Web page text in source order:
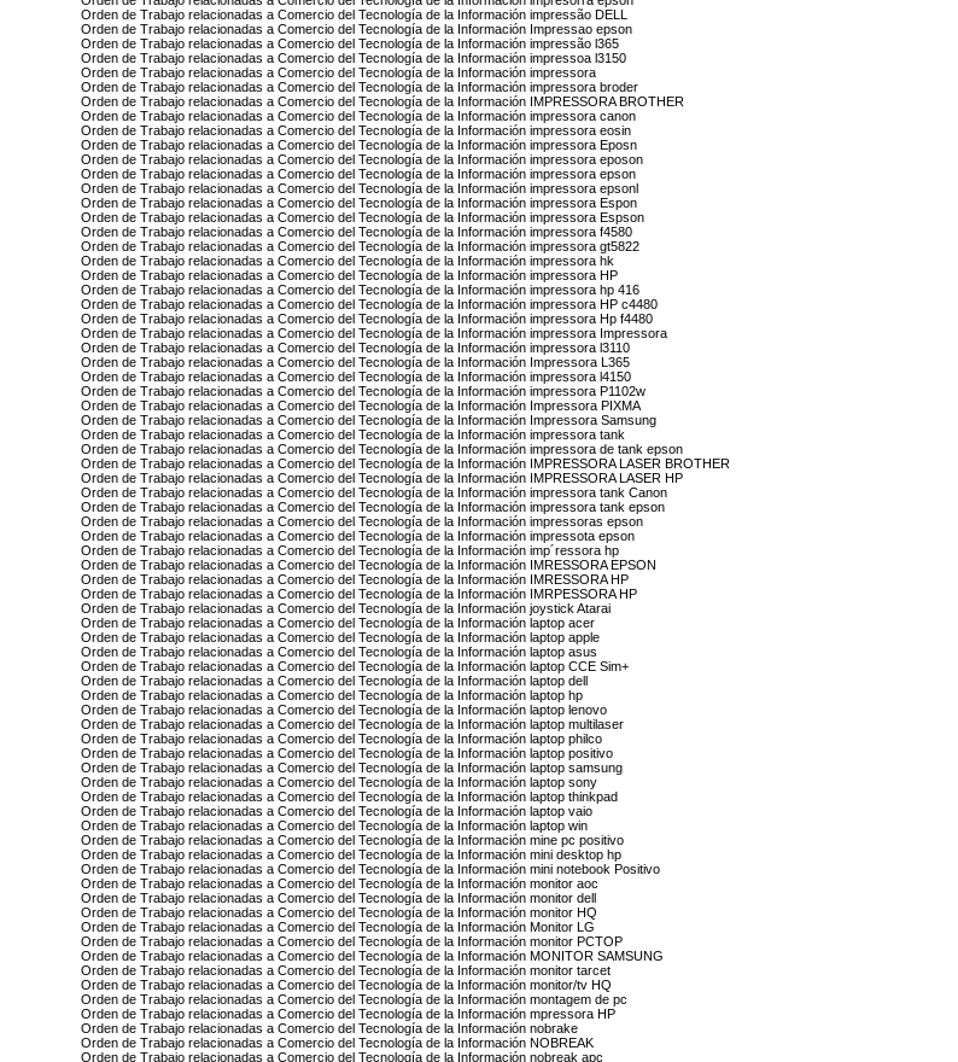
Orden de Trabajo relacionadas a Comercio del Tecnología de la Información impressão DELL
Orden de Trabajo relacionadas a Comercio del Tecnología de la Información Impressao epson
Orden de Trabajo relacionadas a Comercio del Tecnología de la Información impressão l365
Orden de Trabajo relacionadas a Comercio del Tecnología de la Información impressoa l3150
Orden de Trabajo relacionadas a Comercio del Tecnología de la Información impressora
Orden de Trabajo relacionadas a Comercio del Tecnología de la Información impressora broder
Orden de Trabajo relacionadas a Comercio del Tecnología de la Información IMPRESSORA BROTHER
Orden de Trabajo relacionadas a Comercio del Tecnología de la Información impressora canon
Orden de Trabajo relacionadas a Comercio del Tecnología de la Información impressora eosin
Orden de Trabajo relacionadas a Comercio del Tecnología de la Información impressora Eposn
Orden de Trabajo relacionadas a Comercio del Tecnología de la Información impressora eposon
Orden de Trabajo relacionadas a Comercio del Tecnología de la Información impressora epson
Orden de Trabajo relacionadas a Comercio del Tecnología de la Información impressora epsonl
Orden de Trabajo relacionadas a Comercio del Tecnología de la Información impressora Espon
Orden de Trabajo relacionadas a Comercio del Tecnología de la Información impressora Espson
Orden de Trabajo relacionadas a Comercio del Tecnología de la Información impressora f4580
Orden de Trabajo relacionadas a Comercio del Tecnología de la Información impressora gt5822
Orden de Trabajo relacionadas a Comercio del Tecnología de la Información impressora hk
Orden de Trabajo relacionadas a Comercio del Tecnología de la Información impressora HP
Orden de Trabajo relacionadas a Comercio del Tecnología de la Información impressora hp 416
Orden de Trabajo relacionadas a Comercio del Tecnología de la Información impressora HP c4480
Orden de Trabajo relacionadas a Comercio del Tecnología de la Información impressora Hp f4480
Orden de Trabajo relacionadas a Comercio del Tecnología de la Información impressora Impressora
Orden de Trabajo relacionadas a Comercio del Tecnología de la Información impressora l3110
Orden de Trabajo relacionadas a Comercio del Tecnología de la Información Impressora L365
Orden de Trabajo relacionadas a Comercio del Tecnología de la Información impressora l4150
Orden de Trabajo relacionadas a Comercio del Tecnología de la Información impressora P1102w
Orden de Trabajo relacionadas a Comercio del Tecnología de la Información Impressora PIXMA
Orden de Trabajo relacionadas a Comercio del Tecnología de la Información Impressora Samsung
Orden de Trabajo relacionadas a Comercio del Tecnología de la Información impressora tank
Orden de Trabajo relacionadas a Comercio del Tecnología de la Información impressora de tank epson
Orden de Trabajo relacionadas a Comercio del Tecnología de la Información IMPRESSORA LASER BROTHER
Orden de Trabajo relacionadas a Comercio del Tecnología de la Información IMPRESSORA LASER HP
Orden de Trabajo relacionadas a Comercio del Tecnología de la Información impressora tank Canon
Orden de Trabajo relacionadas a Comercio del Tecnología de la Información impressora tank epson
Orden de Trabajo relacionadas a Comercio del Tecnología de la Información impressoras epson
Orden de Trabajo relacionadas a Comercio del Tecnología de la Información impressota epson
Orden de Trabajo relacionadas a Comercio del Tecnología de la Información imp´ressora hp
Orden de Trabajo relacionadas a Comercio del Tecnología de la Información IMRESSORA EPSON
Orden de Trabajo relacionadas a Comercio del Tecnología de la Información IMRESSORA HP
Orden de Trabajo relacionadas a Comercio del Tecnología de la Información IMRPESSORA HP
Orden de Trabajo relacionadas a Comercio del Tecnología de la Información joystick Atarai
Orden de Trabajo relacionadas a Comercio del Tecnología de la Información laptop acer
Orden de Trabajo relacionadas a Comercio del Tecnología de la Información laptop apple
Orden de Trabajo relacionadas a Comercio del Tecnología de la Información laptop asus
Orden de Trabajo relacionadas a Comercio del Tecnología de la Información laptop CCE Sim+
Orden de Trabajo relacionadas a Comercio del Tecnología de la Información laptop dell
Orden de Trabajo relacionadas a Comercio del Tecnología de la Información laptop hp
Orden de Trabajo relacionadas a Comercio del Tecnología de la Información laptop lenovo
Orden de Trabajo relacionadas a Comercio del Tecnología de la Información laptop multilaser
Orden de Trabajo relacionadas a Comercio del Tecnología de la Información laptop philco
Orden de Trabajo relacionadas a Comercio del Tecnología de la Información laptop positivo
Orden de Trabajo relacionadas a Comercio del Tecnología de la Información laptop samsung
Orden de Trabajo relacionadas a Comercio del Tecnología de la Información laptop sony
Orden de Trabajo relacionadas a Comercio del Tecnología de la Información laptop thinkpad
Orden de Trabajo relacionadas a Comercio del Tecnología de la Información laptop vaio
Orden de Trabajo relacionadas a Comercio del Tecnología de la Información laptop win
Orden de Trabajo relacionadas a Comercio del Tecnología de la Información mine pc positivo
Orden de Trabajo relacionadas a Comercio del Tecnología de la Información mini desktop hp
Orden de Trabajo relacionadas a Comercio del Tecnología de la Información mini notebook Positivo
Orden de Trabajo relacionadas a Comercio del Tecnología de la Información monitor aoc
Orden de Trabajo relacionadas a Comercio del Tecnología de la Información monitor dell
Orden de Trabajo relacionadas a Comercio del Tecnología de la Información monitor HQ
Orden de Trabajo relacionadas a Comercio del Tecnología de la Información Monitor LG
Orden de Trabajo relacionadas a Comercio del Tecnología de la Información monitor PCTOP
Orden de Trabajo relacionadas a Comercio del Tecnología de la Información MONITOR SAMSUNG
Orden de Trabajo relacionadas a Comercio del Tecnología de la Información monitor tarcet
Orden de Trabajo relacionadas a Comercio del Tecnología de la Información monitor/tv HQ
Orden de Trabajo relacionadas a Comercio del Tecnología de la Información montagem de pc
Orden de Trabajo relacionadas a Comercio del Tecnología de la Información mpressora HP
Orden de Trabajo relacionadas a Comercio del Tecnología de la Información nobrake
Orden de Trabajo relacionadas a Comercio del Tecnología de la Información NOBREAK
Orden de Trabajo relacionadas a Comercio del Tecnología de la Información nobreak apc